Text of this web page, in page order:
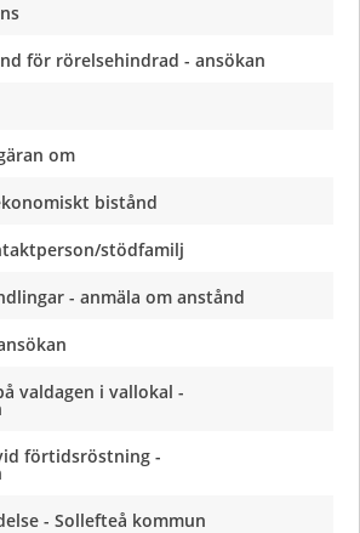
för rörelsehindrad - ansökan
om
bistånd
stödfamilj
- anmäla om anstånd
valdagen i vallokal -
förtidsröstning -
- Sollefteå kommun